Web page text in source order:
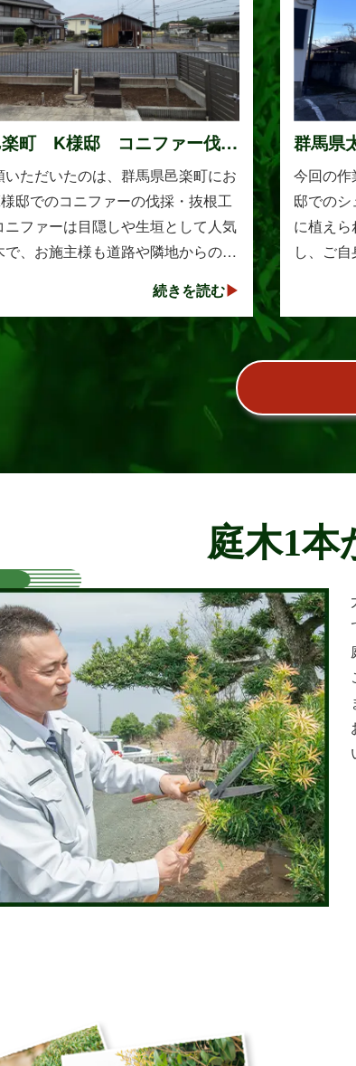
楽町 K様邸 コニファー伐
事
いただいたのは、群馬県邑楽町にお
邸でのコニファーの伐採・抜根工
ニファーは目隠しや生垣として人気
で、お施主様も道路や隣地からの視
とともに想像以上に大きく成長し、
続きを読む
群馬県
作業
今回の
邸での
に植え
し、ご
てやす
きくな･･･
庭木1本